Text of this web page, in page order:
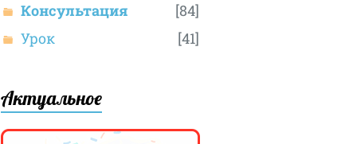
Консультация
[84]
Урок
[41]
Актуальное